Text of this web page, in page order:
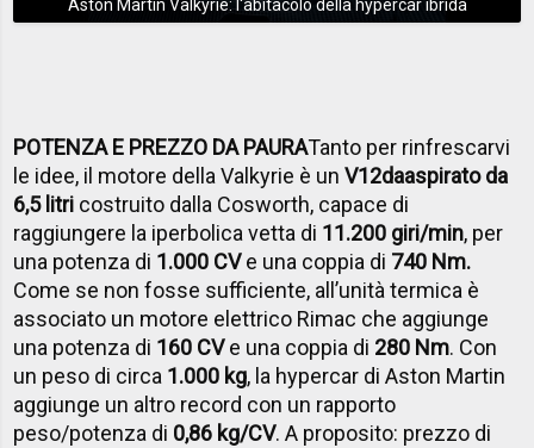
Aston Martin Valkyrie: l'abitacolo della hypercar ibrida
POTENZA E PREZZO DA PAURATanto per rinfrescarvi
le idee, il motore della Valkyrie è unV12daaspirato da
6,5​​ litri costruito dalla Cosworth, capace di
raggiungere la iperbolica vetta di 11.200 giri/min, per
una potenza di 1.000 CVe una coppia di 740 Nm.
Come se non fosse sufficiente, all’unità termica è
associato un motore elettrico Rimac che aggiunge
una potenza di 160 CVe una coppia di 280 Nm. Con
un peso di circa 1.000 kg, la hypercar di Aston Martin
aggiunge un altro record con un rapporto
peso/potenza di 0,86 kg/CV. A proposito: prezzo di